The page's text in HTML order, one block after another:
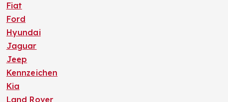
Fiat
Ford
Hyundai
Jaguar
Jeep
Kennzeichen
Kia
Land Rover